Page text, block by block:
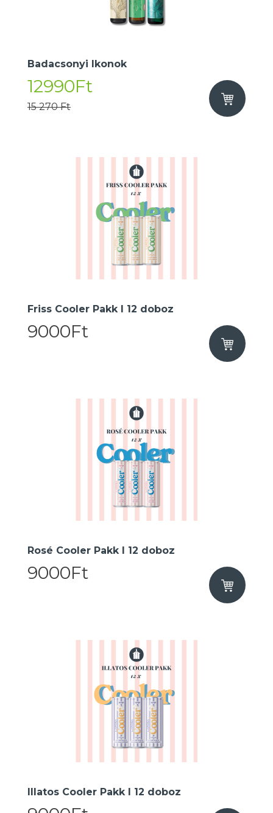
Badacsonyi Ikonok
12990Ft
15 270 Ft
Friss Cooler Pakk I 12 doboz
9000Ft
Rosé Cooler Pakk I 12 doboz
9000Ft
Illatos Cooler Pakk I 12 doboz